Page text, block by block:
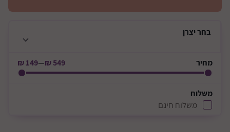
בחריצרן
מחיר 549 ₪
—
149 ₪
משלוח
משלוח חינם